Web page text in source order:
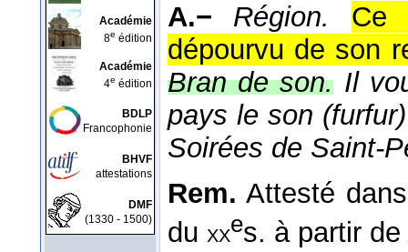
Académie
8e édition
Académie
4e édition
BDLP
Francophonie
BHVF
attestations
DMF
(1330 - 1500)
A.− Région.
Ce
dépourvu de son
Bran de son. Il
pays le son
Soirées de Saint-
Rem. Attesté
du xxes. à partir de